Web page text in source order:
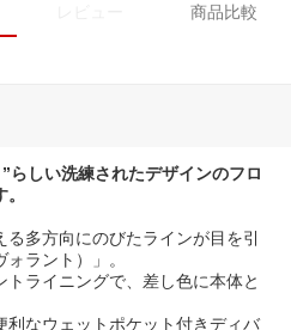
商品比較
しい洗練されたデザインのフロ
多方向にのびたラインが目を引
ラント）」。
ライニングで、差し色に本体と
なウェットポケット付きディバ